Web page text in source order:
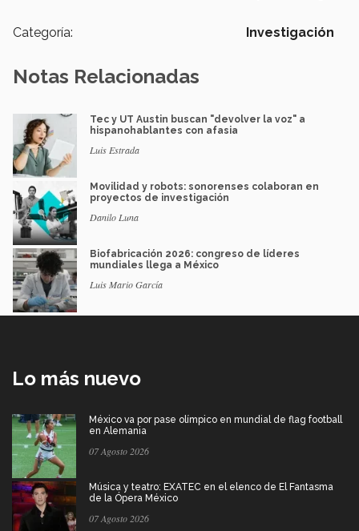
Categoría: Investigación
Notas Relacionadas
Tec y UT Austin buscan "devolver la voz" a
hispanohablantes con afasia
Luis Estrada
Movilidad y robots: sonorenses colaboran en
proyectos de investigación
Danilo Luna
Biofabricación 2026: congreso de líderes
mundiales llega a México
Luis Mario García
Lo más nuevo
México va por pase olímpico en mundial de flag football
en Alemania
07 Agosto 2026
Música y teatro: EXATEC en el elenco de El Fantasma
de la Ópera México
07 Agosto 2026